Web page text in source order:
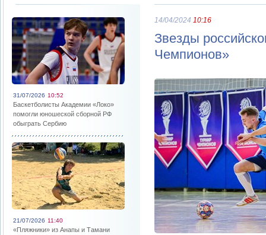
31/07/2026 10:52
Баскетболисты Академии «Локо»
помогли юношеской сборной РФ
обыграть Сербию
21/07/2026 11:40
«Пляжники» из Анапы и Тамани
14/04/2024 10:16
Звезды
Чемпионов»